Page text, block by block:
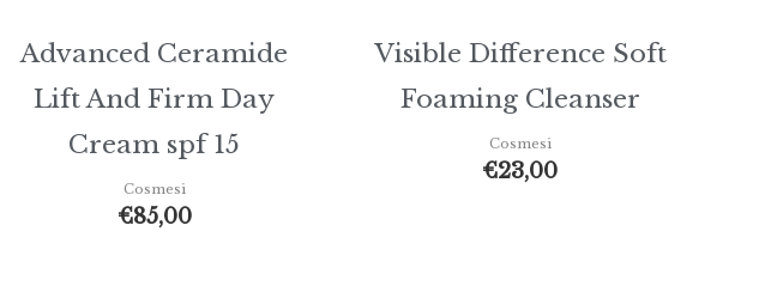
Advanced Ceramide
Lift And Firm Day
Cream spf 15
Cosmesi
€85,00
Visible Difference Soft
Foaming Cleanser
Cosmesi
€23,00